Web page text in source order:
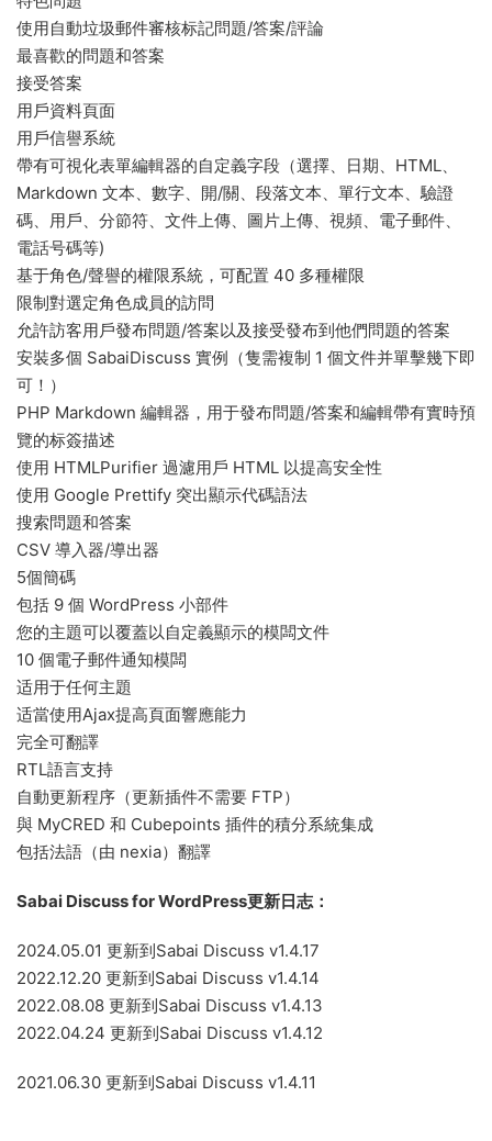
使用自動垃圾郵件審核标記問題/答案/評論
最喜歡的問題和答案
接受答案
用戶資料頁面
用戶信譽系統
帶有可視化表單編輯器的自定義字段（選擇、日期、HTML、
Markdown 文本、數字、開/關、段落文本、單行文本、驗證
碼、用戶、分節符、文件上傳、圖片上傳、視頻、電子郵件、
電話号碼等)
基于角色/聲譽的權限系統，可配置 40 多種權限
限制對選定角色成員的訪問
允許訪客用戶發布問題/答案以及接受發布到他們問題的答案
安裝多個 SabaiDiscuss 實例（隻需複制 1 個文件并單擊幾下即
可！）
PHP Markdown 編輯器，用于發布問題/答案和編輯帶有實時預
覽的标簽描述
使用 HTMLPurifier 過濾用戶 HTML 以提高安全性
使用 Google Prettify 突出顯示代碼語法
搜索問題和答案
CSV 導入器/導出器
5個簡碼
包括 9 個 WordPress 小部件
您的主題可以覆蓋以自定義顯示的模闆文件
10 個電子郵件通知模闆
适用于任何主題
适當使用Ajax提高頁面響應能力
完全可翻譯
RTL語言支持
自動更新程序（更新插件不需要 FTP）
與 MyCRED 和 Cubepoints 插件的積分系統集成
包括法語（由 nexia）翻譯
Sabai Discuss for WordPress更新日志：
2024.05.01 更新到Sabai Discuss v1.4.17
2022.12.20 更新到Sabai Discuss v1.4.14
2022.08.08 更新到Sabai Discuss v1.4.13
2022.04.24 更新到Sabai Discuss v1.4.12
2021.06.30 更新到Sabai Discuss v1.4.11